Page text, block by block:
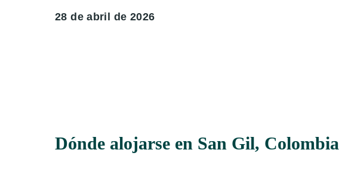
28 de abril de 2026
Dónde alojarse en San Gil, Colombia